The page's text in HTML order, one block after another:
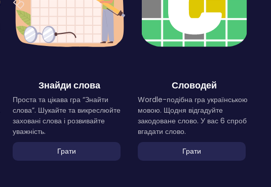
Знайди слова
Проста та цікава гра “Знайти
слова”. Шукайте та викреслюйте
заховані слова і розвивайте
уважність.
Грати
Словодей
Wordle-подібна гра українською
мовою. Щодня відгадуйте
закодоване слово. У вас 6 спроб
вгадати слово.
Грати